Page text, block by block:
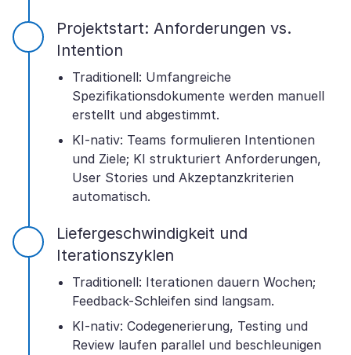
Projektstart: Anforderungen vs.
Intention
Traditionell: Umfangreiche
Spezifikationsdokumente werden manuell
erstellt und abgestimmt.
KI-nativ: Teams formulieren Intentionen
und Ziele; KI strukturiert Anforderungen,
User Stories und Akzeptanzkriterien
automatisch.
Liefergeschwindigkeit und
Iterationszyklen
Traditionell: Iterationen dauern Wochen;
Feedback-Schleifen sind langsam.
KI-nativ: Codegenerierung, Testing und
Review laufen parallel und beschleunigen